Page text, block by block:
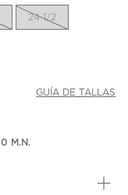
24 1/2
GUÍA DE TALLAS
M.N.